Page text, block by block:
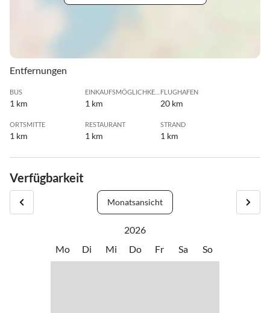
Entfernungen
BUS
1 km
EINKAUFSMÖGLICHKEIT
1 km
FLUGHAFEN
20 km
ORTSMITTE
1 km
RESTAURANT
1 km
STRAND
1 km
Verfügbarkeit
Monatsansicht
2026
Mo
Di Mi Do Fr Sa So